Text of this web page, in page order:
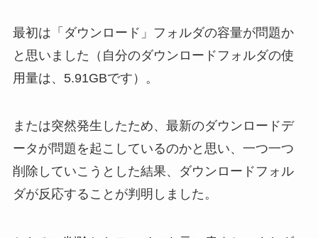
最初は「ダウンロード」フォルダの容量が問題か
と思いました（自分のダウンロードフォルダの使
用量は、5.91GBです）。
または突然発生したため、最新のダウンロードデ
ータが問題を起こしているのかと思い、一つ一つ
削除していこうとした結果、ダウンロードフォル
ダが反応することが判明しました。